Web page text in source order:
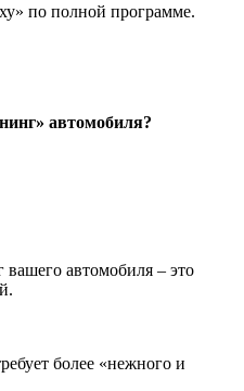
по полной программе.
автомобиля?
автомобиля – это
более «нежного и